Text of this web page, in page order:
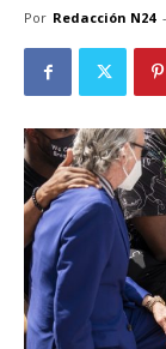
Por Redacción N24 -